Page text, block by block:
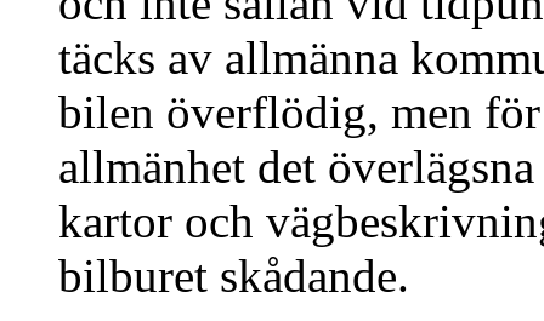
täcks av allmänna
bilen överflödig, men
allmänhet det
kartor och
bilburet skådande.